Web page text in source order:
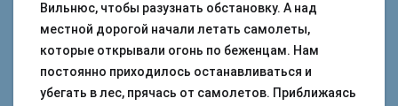
Вильнюс, чтобы разузнать обстановку. А над
местной дорогой начали летать самолеты,
которые открывали огонь по беженцам. Нам
постоянно приходилось останавливаться и
убегать в лес, прячась от самолетов. Приближаясь